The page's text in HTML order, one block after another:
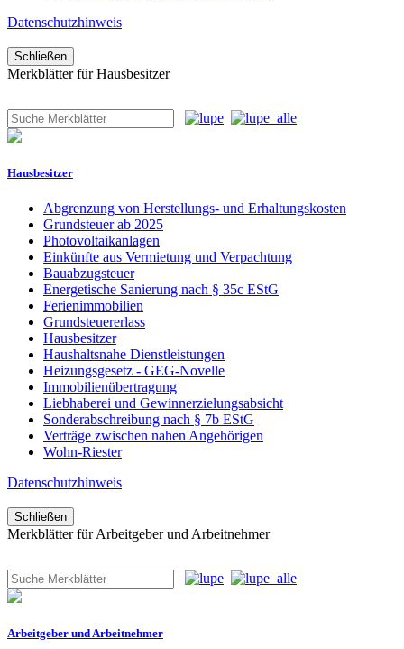
Datenschutzhinweis
Schließen
Merkblätter für Hausbesitzer
Hausbesitzer
Abgrenzung von Herstellungs- und Erhaltungskosten
Grundsteuer ab 2025
Photovoltaikanlagen
Einkünfte aus Vermietung und Verpachtung
Bauabzugsteuer
Energetische Sanierung nach § 35c EStG
Ferienimmobilien
Grundsteuererlass
Hausbesitzer
Haushaltsnahe Dienstleistungen
Heizungsgesetz - GEG-Novelle
Immobilienübertragung
Liebhaberei und Gewinnerzielungsabsicht
Sonderabschreibung nach § 7b EStG
Verträge zwischen nahen Angehörigen
Wohn-Riester
Datenschutzhinweis
Schließen
Merkblätter für Arbeitgeber und Arbeitnehmer
Arbeitgeber und Arbeitnehmer